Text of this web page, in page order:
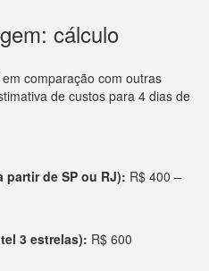
cálculo
comparação com outras
de custos para 4 dias de
partir de SP ou RJ): R$ 400 –
3 estrelas): R$ 600